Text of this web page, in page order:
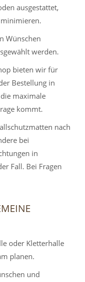
ausgestattet,
Wünschen
werden.
bieten wir für
Bestellung in
maximale
kommt.
nach
bei
in
Fall. Bei Fragen
oder Kletterhalle
planen.
und